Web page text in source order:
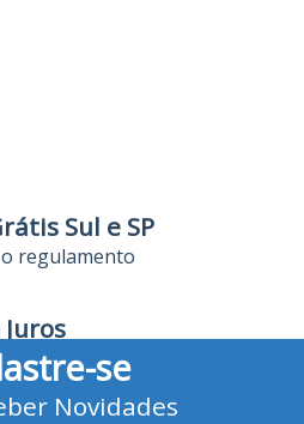
Sul e SP
regulamento
de Créditose
Novidades